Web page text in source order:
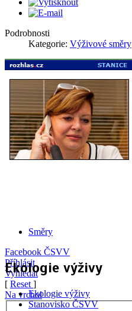
Podrobnosti
Kategorie: Výživové směry
Směry
Ekologie výživy
Ekologie výživy
Stanovisko ČSVV
Facebook ČSVV
Příhlásit
Vyhledat
[ Reset ]
Na vrchol